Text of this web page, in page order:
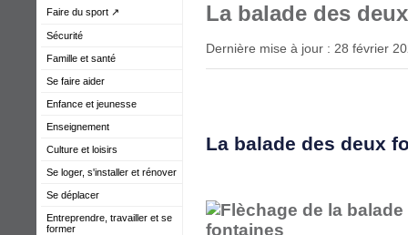
Faire du sport ↗
Sécurité
Famille et santé
Se faire aider
Enfance et jeunesse
Enseignement
Culture et loisirs
Se loger, s'installer et rénover
Se déplacer
Entreprendre, travailler et se
former
La balade des
Dernière mise à jour : 28 février
La balade des deux